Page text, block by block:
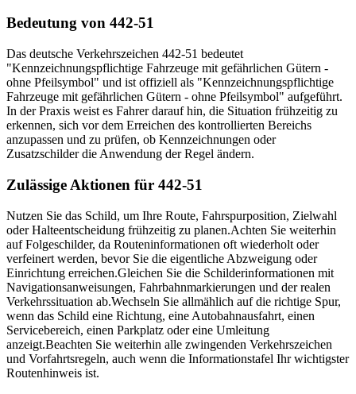
Bedeutung von 442-51
Das deutsche Verkehrszeichen 442-51 bedeutet
"Kennzeichnungspflichtige Fahrzeuge mit gefährlichen Gütern -
ohne Pfeilsymbol" und ist offiziell als "Kennzeichnungspflichtige
Fahrzeuge mit gefährlichen Gütern - ohne Pfeilsymbol" aufgeführt.
In der Praxis weist es Fahrer darauf hin, die Situation frühzeitig zu
erkennen, sich vor dem Erreichen des kontrollierten Bereichs
anzupassen und zu prüfen, ob Kennzeichnungen oder
Zusatzschilder die Anwendung der Regel ändern.
Zulässige Aktionen für 442-51
Nutzen Sie das Schild, um Ihre Route, Fahrspurposition, Zielwahl
oder Halteentscheidung frühzeitig zu planen.Achten Sie weiterhin
auf Folge­schilder, da Routeninformationen oft wiederholt oder
verfeinert werden, bevor Sie die eigentliche Abzweigung oder
Einrichtung erreichen.Gleichen Sie die Schilderinformationen mit
Navigationsanweisungen, Fahrbahnmarkierungen und der realen
Verkehrssituation ab.Wechseln Sie allmählich auf die richtige Spur,
wenn das Schild eine Richtung, eine Autobahnausfahrt, einen
Servicebereich, einen Parkplatz oder eine Umleitung
anzeigt.Beachten Sie weiterhin alle zwingenden Verkehrszeichen
und Vorfahrtsregeln, auch wenn die Informationstafel Ihr wichtigster
Routenhinweis ist.